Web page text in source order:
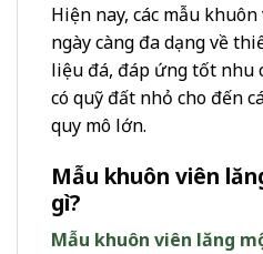
Hiện nay, các mẫu
ngày càng đa dạng về
liệu đá, đáp ứng tốt nhu
có quỹ đất nhỏ cho đến
quy mô lớn.
Mẫu khuôn viên
gì?
Mẫu khuôn viên lăng